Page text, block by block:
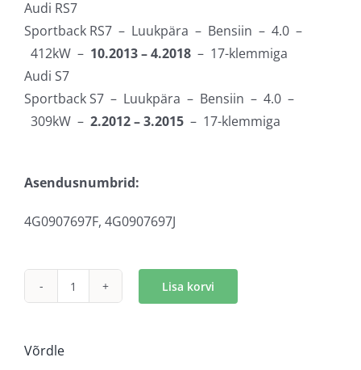
Audi RS7
Sportback RS7 – Luukpära – Bensiin – 4.0 –
412kW – 10.2013 – 4.2018 – 17-klemmiga
Audi S7
Sportback S7 – Luukpära – Bensiin – 4.0 –
309kW – 2.2012 – 3.2015 – 17-klemmiga
Asendusnumbrid:
4G0907697F, 4G0907697J
LED
Lisa korvi
Võrdle